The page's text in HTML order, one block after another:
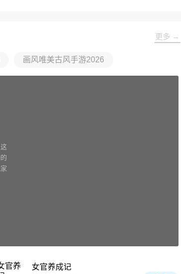
更多 →
画风唯美古风手游2026
女官养成记